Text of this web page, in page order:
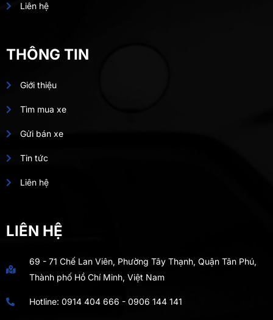
Liên hệ
THÔNG TIN
Giới thiệu
Tìm mua xe
Gửi bán xe
Tin tức
Liên hệ
LIÊN HỆ
69 - 71 Chế Lan Viên, Phường Tây Thạnh, Quận Tân Phú,
Thành phố Hồ Chí Minh, Việt Nam
Hotline: 0914 404 666 - 0906 144 141